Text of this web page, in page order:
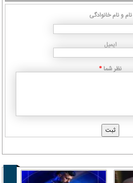
نام و نام خانوادگی
ایمیل
نظر شما *